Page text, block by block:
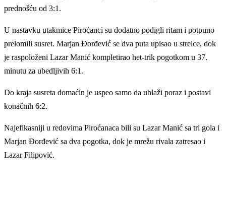
prednošću od 3:1.
U nastavku utakmice Piroćanci su dodatno podigli ritam i potpuno
prelomili susret. Marjan Đorđević se dva puta upisao u strelce, dok
je raspoloženi Lazar Manić kompletirao het-trik pogotkom u 37.
minutu za ubedljivih 6:1.
Do kraja susreta domaćin je uspeo samo da ublaži poraz i postavi
konačnih 6:2.
Najefikasniji u redovima Piroćanaca bili su Lazar Manić sa tri gola i
Marjan Đorđević sa dva pogotka, dok je mrežu rivala zatresao i
Lazar Filipović.